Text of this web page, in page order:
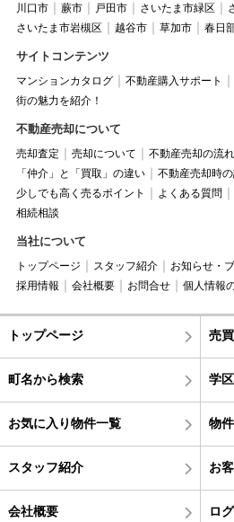
川口市 蕨市 戸田市 さいたま市緑区
さいたま市岩槻区
越谷市 草加市 春日
サイトコンテンツ
マンションカタログ 不動産購入サポート
街の魅力を紹介！
不動産売却について
売却査定 売却について
不動産売却の流れ
「仲介」と「買取」の違い
不動産売却時
少しでも高く売るポイント
よくある質問
相続相談
当社について
トップページ スタッフ紹介 お知らせ・
採用情報
会社概要 お問合せ 個人情報
トップページ 売
町名から検索 学
お気に入り物件一覧 物
スタッフ紹介 お
会社概要 ロ